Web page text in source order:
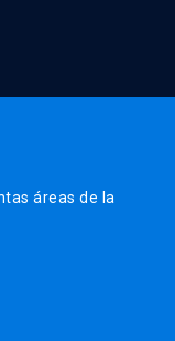
áreas de la